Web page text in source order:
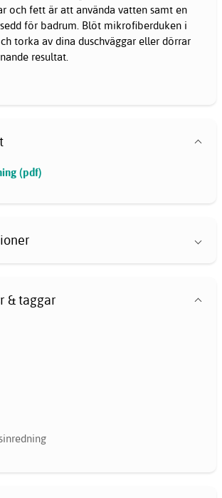
och fett är att använda vatten samt en
för badrum. Blöt mikrofiberduken i
torka av dina duschväggar eller dörrar
resultat.
(pdf)
& taggar